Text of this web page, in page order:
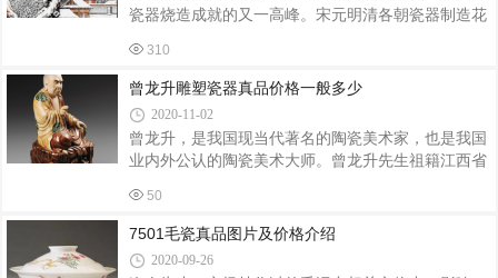
长。刘远长于1988年创作的瓷雕《哈哈罗汉》，造型
神韵。在宽松、简略的艺术氛围中注重局部情态，刻
划细致。你看，罗汉的手、脚、大部分身体都被一件
外衣包裹着，突出一双细长的眯眯笑眼和
瓷器烧造成就的又一高峰。宋元明清各朝瓷器制造花
汝、钧、官、定、哥，元朝大气磅礴的青花，明朝小
巧绚丽的斗彩，清朝雍容明丽的珐琅和粉彩瓷器将中
国的瓷器制造工艺品质和艺术成就推向一个又一个繁
荣，瓷器在一千余年来一直是中国人伟大发明中技术
含量最高的创造，从600年前的法国人到现在的日本
人一直在想获取中国制瓷的秘密，然而至今也没如
愿。“567瓷”指的是上世纪50年代、60年代、70年代
310
曾龙升雕塑瓷器真品价格一般多少
2020-11-02
曾龙升，是我国现当代著名的陶瓷美术家，也是我国
业内外公认的陶瓷美术大师。曾龙升先生祖籍江西省
很早就受到这种木刻工艺的熏陶，也由此产生了对于
雕刻的兴趣。后来，他的这种雕刻热情，逐渐转移到
了陶瓷工艺上。年仅14岁的曾龙升，就已经追随叔父
来到了景德镇制瓷作坊，学习陶瓷雕塑。这种幼年即
50
7501毛瓷真品图片及价格介绍
2020-09-26